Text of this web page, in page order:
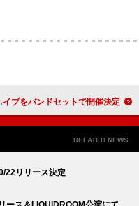
ExWHYZ、3周年ファイナル＆2025大忘年会スペシャルライブをバンドセットで開催決定
RELATED NEWS
22リリース決定